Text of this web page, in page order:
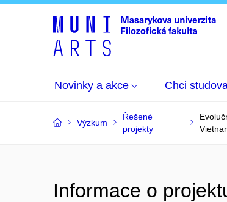
Novinky a akce Chci
Výzkum
Řešené
projekty
Informace o